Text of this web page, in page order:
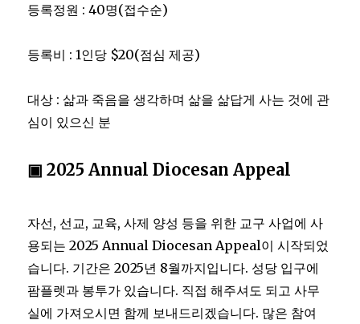
등록정원 : 40명(접수순)
등록비 : 1인당 $20(점심 제공)
대상 : 삶과 죽음을 생각하며 삶을 삶답게 사는 것에 관
심이 있으신 분
▣ 2025 Annual Diocesan Appeal
자선, 선교, 교육, 사제 양성 등을 위한 교구 사업에 사
용되는 2025 Annual Diocesan Appeal이 시작되었
습니다. 기간은 2025년 8월까지입니다. 성당 입구에
팜플렛과 봉투가 있습니다. 직접 해주셔도 되고 사무
실에 가져오시면 함께 보내드리겠습니다. 많은 참여